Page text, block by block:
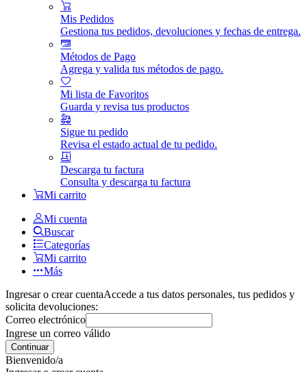
Mis Pedidos
Gestiona tus pedidos, devoluciones y fechas de entrega.
Métodos de Pago
Agrega y valida tus métodos de pago.
Mi lista de Favoritos
Guarda y revisa tus productos
Sigue tu pedido
Revisa el estado actual de tu pedido.
Descarga tu factura
Consulta y descarga tu factura
Mi carrito
Mi cuenta
Buscar
Categorías
Mi carrito
Más
Ingresar o crear cuentaAccede a tus datos personales, tus pedidos y
solicita devoluciones:
Correo electrónico
Ingrese un correo válido
Continuar
Bienvenido/a